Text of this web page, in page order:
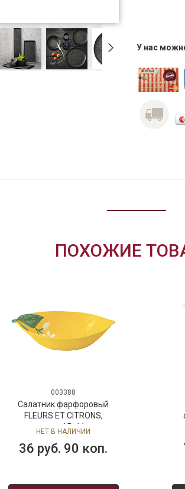
У нас
ПОХОЖИЕ
003388
Салатник фарфоровый
FLEURS ET CITRONS,
размер: 15x11 см
НЕТ В НАЛИЧИИ
36 руб. 90 коп.